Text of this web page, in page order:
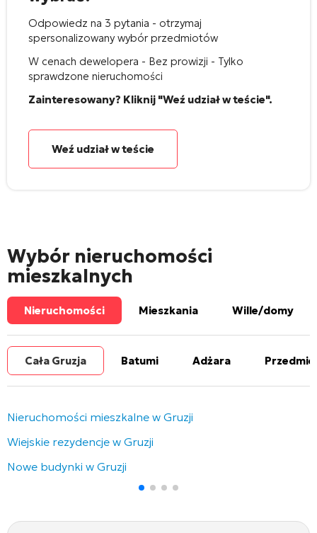
Odpowiedz na 3 pytania - otrzymaj
spersonalizowany wybór przedmiotów
W cenach dewelopera - Bez prowizji - Tylko
sprawdzone nieruchomości
Zainteresowany? Kliknij "Weź udział w teście".
Weź udział w teście
Wybór nieruchomości
mieszkalnych
Nieruchomości Mieszkania Wille/domy
Cała Gruzja Batumi Adżara
Nieruchomości mieszkalne w Gruzji
Wiejskie rezydencje w Gruzji
Nowe budynki w Gruzji